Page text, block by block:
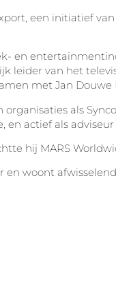
een initiatief
en
leider van het
met Jan
als
actief als adviseur
hij MARS
woont